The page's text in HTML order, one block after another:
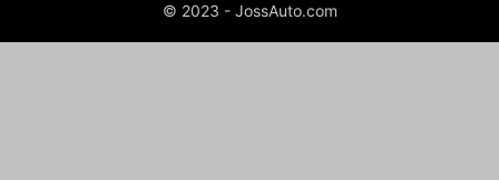
© 2023 - JossAuto.com